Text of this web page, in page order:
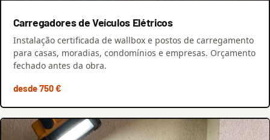
Carregadores de Veículos Elétricos
Instalação certificada de wallbox e postos de carregamento
para casas, moradias, condomínios e empresas. Orçamento
fechado antes da obra.
desde 750 €